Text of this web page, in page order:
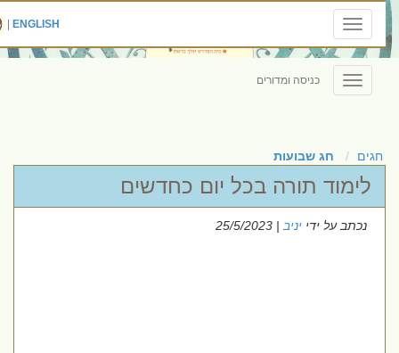
Toggle
navigation
ENGLISH
|
Toggle
navigation
כניסה ומדורים
חגים חג שבועות
לימוד תורה בכל יום כחדשים
נכתב על ידייניב| 25/5/2023